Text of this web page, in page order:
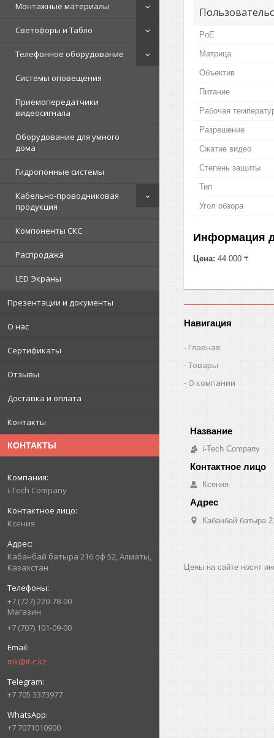
Монтажные материалы
Светофоры и Табло
Телефонное оборудование
Системы оповещения
Приемопередатчики
видеосигнала
Оборудование для умного
дома
Гидропонные системы
Кабельно-проводниковая
продукция
Компоненты СКС
Распродажа
LED Экраны
Презентации и документы
О нас
Сертификаты
Отзывы
Доставка и оплата
Контакты
КОНТАКТЫ
i-Tech Company
Ксения
Кабанбай батыра 216 оф 52, Алматы,
Казахстан
+7 (727) 220-78-00
Магазин
+7 (707) 101-09-00
mk@it-c.kz
+7 705 3373977
+7 7071010900
PoE
Матрица
Объектив
Питание
Рабочая
Разрешение
Сжатие видео
Степень защиты
Тип
Угол обзора
Информация
Цена: 44 000 ₸
Навигация
Главная
Товары
О компании
i-Tech Company
Ксения
Кабанбай батыра
Цены на сайте носят